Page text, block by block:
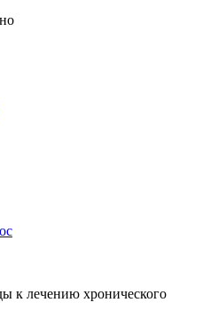
к лечению хронического